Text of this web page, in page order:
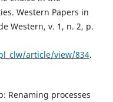
Western Papers in
Western, v. 1, n. 2, p.
article/view/834.
Renaming processes